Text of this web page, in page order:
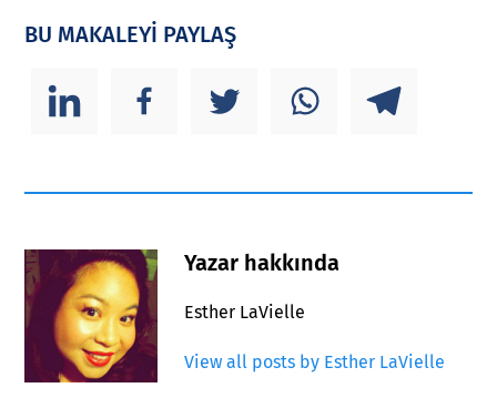
BU MAKALEYİ PAYLAŞ
Yazar hakkında
Esther LaVielle
View all posts by Esther LaVielle